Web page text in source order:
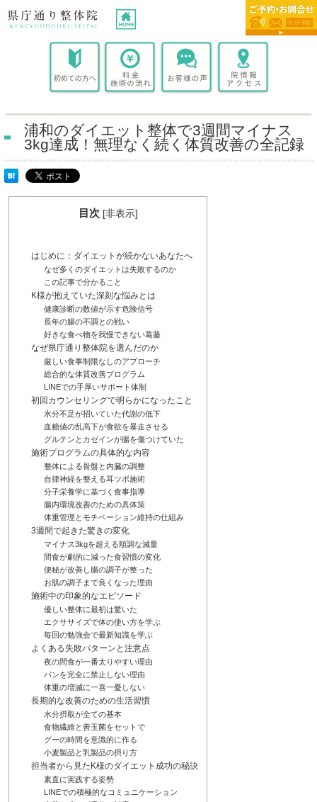
浦和のダイエット整体で3週間マイナス
3kg達成！無理なく続く体質改善の全記録
目次 [非表示]
はじめに：ダイエットが続かないあなたへ
なぜ多くのダイエットは失敗するのか
この記事で分かること
K様が抱えていた深刻な悩みとは
健康診断の数値が示す危険信号
長年の腸の不調との戦い
好きな食べ物を我慢できない葛藤
なぜ県庁通り整体院を選んだのか
厳しい食事制限なしのアプローチ
総合的な体質改善プログラム
LINEでの手厚いサポート体制
初回カウンセリングで明らかになったこと
水分不足が招いていた代謝の低下
血糖値の乱高下が食欲を暴走させる
グルテンとカゼインが腸を傷つけていた
施術プログラムの具体的な内容
整体による骨盤と内臓の調整
自律神経を整える耳ツボ施術
分子栄養学に基づく食事指導
腸内環境改善のための具体策
体重管理とモチベーション維持の仕組み
3週間で起きた驚きの変化
マイナス3kgを超える順調な減量
間食が劇的に減った食習慣の変化
便秘が改善し腸の調子が整った
お肌の調子まで良くなった理由
施術中の印象的なエピソード
優しい整体に最初は驚いた
エクササイズで体の使い方を学ぶ
毎回の勉強会で最新知識を学ぶ
よくある失敗パターンと注意点
夜の間食が一番太りやすい理由
パンを完全に禁止しない理由
体重の増減に一喜一憂しない
長期的な改善のための生活習慣
水分摂取が全ての基本
食物繊維と善玉菌をセットで
グーの時間を意識的に作る
小麦製品と乳製品の摂り方
担当者から見たK様のダイエット成功の秘訣
素直に実践する姿勢
LINEでの積極的なコミュニケーション